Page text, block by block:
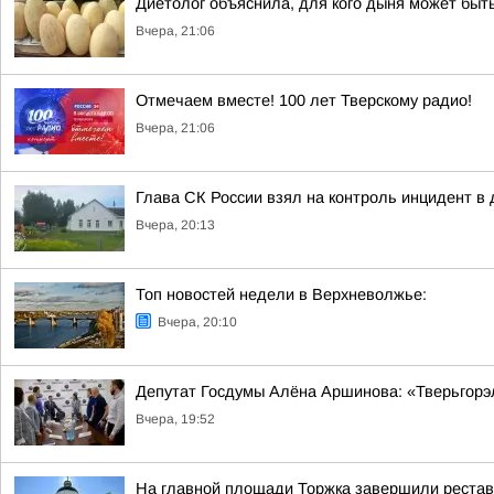
Вчера, 21:06
Отмечаем вместе! 100 лет Тверскому радио!
Вчера, 21:06
Глава СК России взял на контроль инцидент в
Вчера, 20:13
Топ новостей недели в Верхневолжье:
Вчера, 20:10
Депутат Госдумы Алёна Аршинова:
Вчера, 19:52
На главной площади Торжка завершили